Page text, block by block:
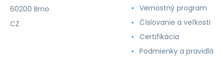
60200 Brno
CZ
Vernostný program
Číslovanie a veľkosti
Certifikácia
Podmienky a pravidlá